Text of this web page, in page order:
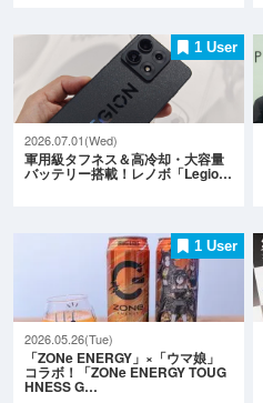
1 User
2026.07.01(Wed)
軍用級タフネス＆高冷却・大容量
バッテリー搭載！レノボ「Legio…
1 User
2026.05.26(Tue)
「ZONe ENERGY」×「ウマ娘」
コラボ！「ZONe ENERGY TOUG
HNESS G…